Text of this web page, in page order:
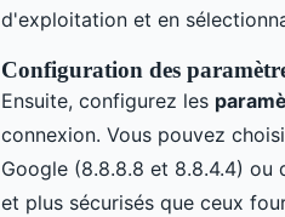
d'exploitation et en
Configuration des
Ensuite, configurez les
connexion. Vous pouvez
Google (8.8.8.8 et 8.8.4.4) ou
et plus sécurisés que ceux